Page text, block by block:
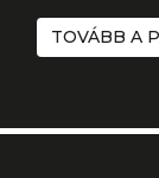
TOVÁBB A